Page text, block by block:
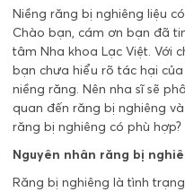
Niềng răng bị nghiêng liệu
Chào bạn, cám ơn bạn đã
tâm Nha khoa Lạc Việt. Với
bạn chưa hiểu rõ tác hại
niềng răng. Nên nha sĩ sẽ
quan đến răng bị nghiêng
răng bị nghiêng có phù hợp?
Nguyên nhân răng bị
Răng bị nghiêng là tình